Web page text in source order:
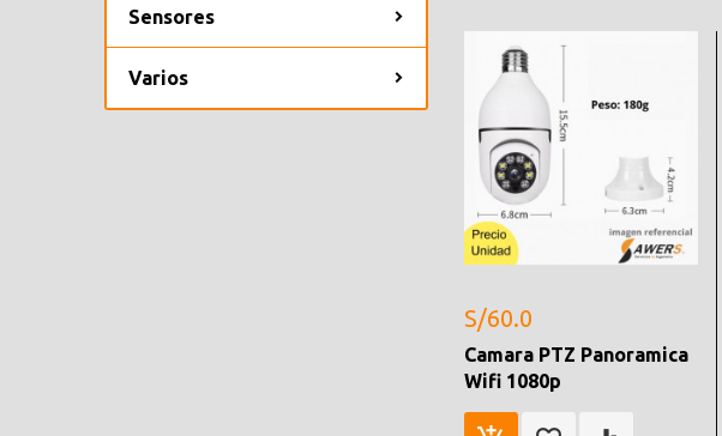
Sensores
Varios
S/60.0
Camara PTZ Panoramica
Wifi 1080p